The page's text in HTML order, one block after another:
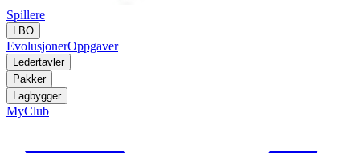
Spillere
LBO
EvolusjonerOppgaver
Ledertavler
Pakker
Lagbygger
MyClub